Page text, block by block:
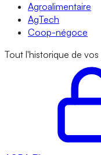
Agroalimentaire
AgTech
Coop-négoce
Tout l'historique de